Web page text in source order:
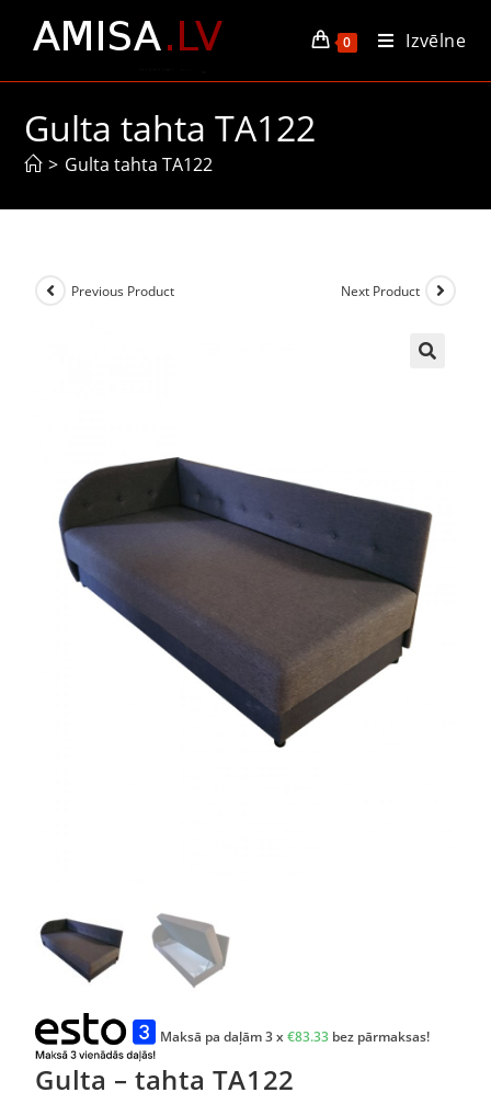
0 Izvēlne
Gulta tahta TA122
> Gulta tahta TA122
Previous Product Next Product
Maksā pa daļām 3 x€83.33 bez pārmaksas!
Gulta – tahta TA122